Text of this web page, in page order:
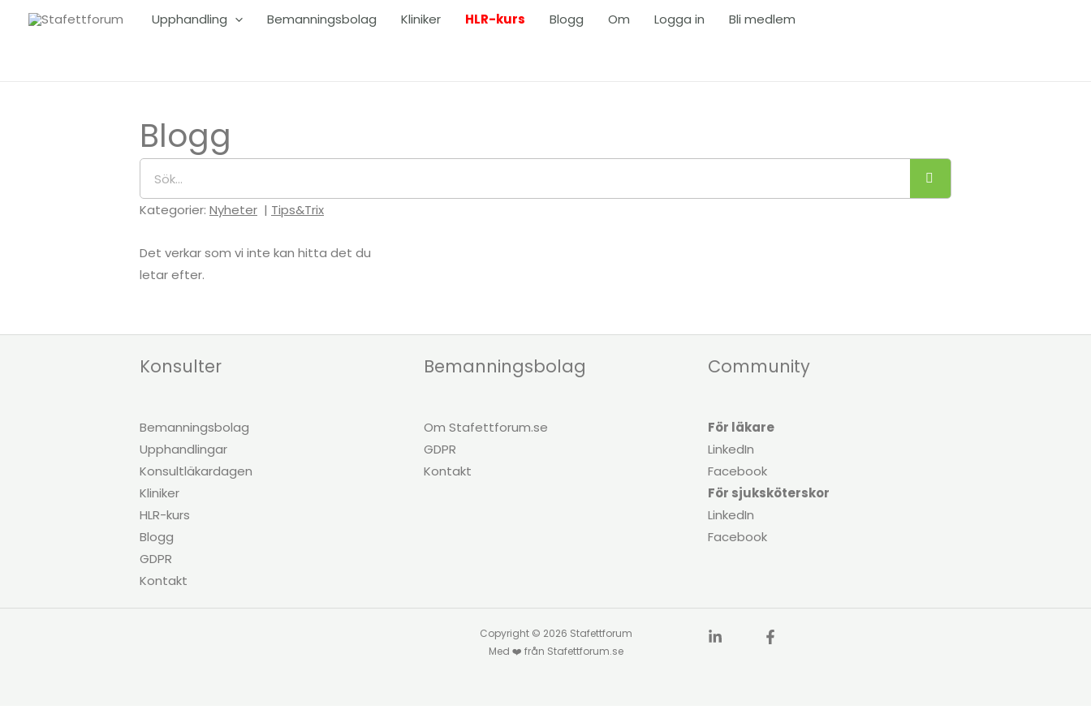
Hoppa
Upphandling Bemanningsbolag Kliniker HLR-kurs Blogg Om Logga in Bli medlem
Blogg
Kategorier: Nyheter | Tips&Trix
Det verkar som vi inte kan hitta det du
letar efter.
Konsulter
Bemanningsbolag
Upphandlingar
Konsultläkardagen
Kliniker
HLR-kurs
Blogg
GDPR
Kontakt
Bemanningsbolag
Om Stafettforum.se
GDPR
Kontakt
Community
För läkare
LinkedIn
Facebook
För sjuksköterskor
LinkedIn
Facebook
Copyright © 2026 Stafettforum
Med ❤️ från Stafettforum.se